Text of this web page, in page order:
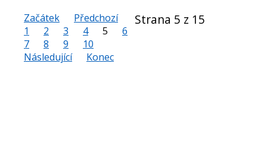
Strana 5 z 15
Začátek
Předchozí
1
2 3 4 5
6
7
8 9
10
Následující
Konec